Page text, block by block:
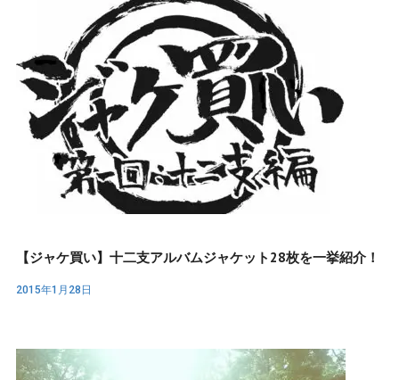
【ジャケ買い】十二支アルバムジャケット28枚を一挙紹介！
2015年1月28日